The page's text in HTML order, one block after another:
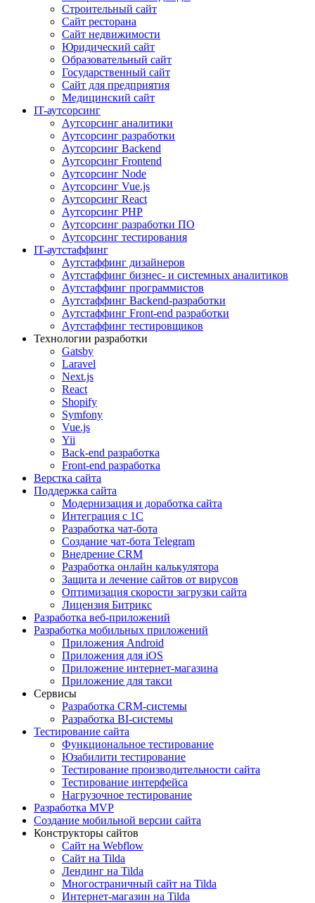
Строительный сайт
Сайт ресторана
Сайт недвижимости
Юридический сайт
Образовательный сайт
Государственный сайт
Сайт для предприятия
Медицинский сайт
IT-аутсорсинг
Аутсорсинг аналитики
Аутсорсинг разработки
Аутсорсинг Backend
Аутсорсинг Frontend
Аутсорсинг Node
Аутсорсинг Vue.js
Аутсорсинг React
Аутсорсинг PHP
Аутсорсинг разработки ПО
Аутсорсинг тестирования
IT-аутстаффинг
Аутстаффинг дизайнеров
Аутстаффинг бизнес- и системных аналитиков
Аутстаффинг программистов
Аутстаффинг Backend-разработки
Аутстаффинг Front-end разработки
Аутстаффинг тестировщиков
Технологии разработки
Gatsby
Laravel
Next.js
React
Shopify
Symfony
Vue.js
Yii
Back-end разработка
Front-end разработка
Верстка сайта
Поддержка сайта
Модернизация и доработка сайта
Интеграция с 1С
Разработка чат-бота
Cоздание чат-бота Telegram
Внедрение CRM
Разработка онлайн калькулятора
Защита и лечение сайтов от вирусов
Оптимизация скорости загрузки сайта
Лицензия Битрикс
Разработка веб-приложений
Разработка мобильных приложений
Приложения Android
Приложения для iOS
Приложение интернет-магазина
Приложение для такси
Сервисы
Разработка CRM-системы
Разработка BI-системы
Тестирование сайта
Функциональное тестирование
Юзабилити тестирование
Тестирование производительности сайта
Тестирование интерфейса
Нагрузочное тестирование
Разработка MVP
Создание мобильной версии сайта
Конструкторы сайтов
Сайт на Webflow
Сайт на Tilda
Лендинг на Tilda
Многостраничный сайт на Tilda
Интернет-магазин на Tilda